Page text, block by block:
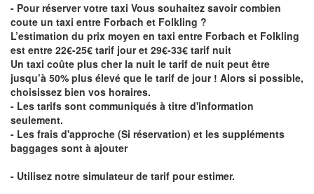
- Pour réserver votre taxi Vous souhaitez savoircombien
coute un taxi entre Forbach et Folkling ?
L’estimation du prix moyen en taxi entre Forbach et Folkling
est entre 22€-25€ tarif jour et 29€-33€ tarif nuit
Un taxi coûte plus cher la nuit le tarif de nuit peut être
jusqu’à 50% plus élevé que le tarif de jour ! Alors si possible,
choisissez bien vos horaires.
- Les tarifs sont communiqués à titre d'information
seulement.
- Les frais d'approche (Si réservation) et les suppléments
baggages sont à ajouter
- Utilisez notre simulateur de tarif pour estimer.